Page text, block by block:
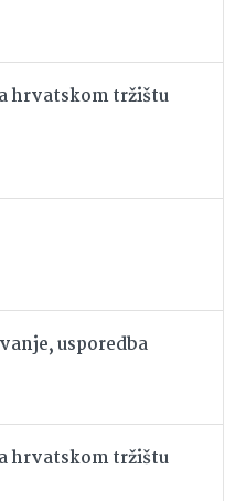
hrvatskom tržištu
usporedba
hrvatskom tržištu